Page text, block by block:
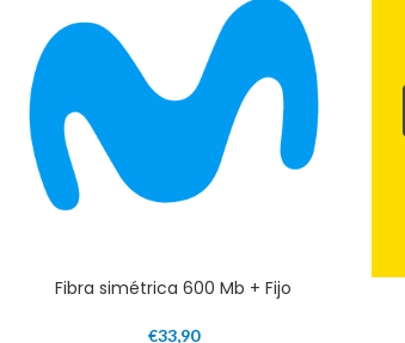
Fibra simétrica 600 Mb + Fijo
€33,90